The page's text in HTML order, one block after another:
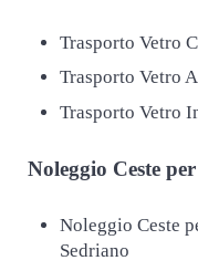
Trasporto Vetro
Trasporto Vetro
Trasporto Vetro
Noleggio Ceste
Noleggio Ceste
Sedriano